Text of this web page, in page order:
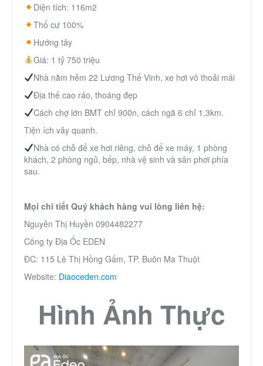
Diện tích: 116m2
Thổ cư 100%
Hướng tây
Giá: 1 tỷ 750 triệu
Nhà nằm hẻm 22 Lương Thế Vinh, xe hơi vô thoải mái
Địa thế cao ráo, thoáng đẹp
Cách chợ lớn BMT chỉ 900n, cách ngã 6 chỉ 1,3km.
Tiện ích vây quanh.
Nhà có chỗ để xe hơi riêng, chỗ để xe máy, 1 phòng
khách, 2 phòng ngủ, bếp, nhà vệ sinh và sân phơi phía
sau.
Mọi chi tiết Quý khách hàng vui lòng liên hệ:
Nguyễn Thị Huyền 0904482277
Công ty Địa Ốc EDEN
ĐC: 115 Lê Thị Hồng Gấm, TP. Buôn Ma Thuột
Website: Diaoceden.com
Hình Ảnh Thực